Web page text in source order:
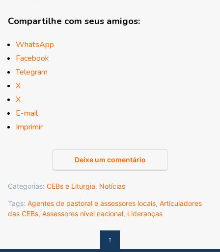
Compartilhe com seus amigos:
WhatsApp
Facebook
Telegram
X
X
E-mail
Imprimir
Deixe um comentário
Categorias: CEBs e Liturgia, Notícias
Tags: Agentes de pastoral e assessores locais, Articuladores
das CEBs, Assessores nível nacional, Lideranças
↑